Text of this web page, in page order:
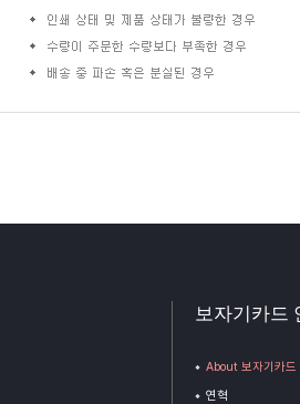
보자기카드
About 보자기카드
연혁